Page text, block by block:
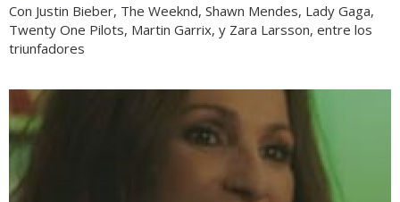
Con Justin Bieber, The Weeknd, Shawn Mendes, Lady Gaga,
Twenty One Pilots, Martin Garrix, y Zara Larsson, entre los
triunfadores